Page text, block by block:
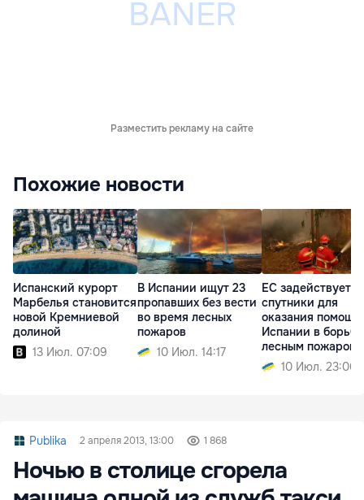
Разместить рекламу на сайте
Похожие новости
Испанский курорт
Марбелья становится
новой Кремниевой
долиной
13 Июл. 07:09
В Испании ищут 23
пропавших без вести
во время лесных
пожаров
10 Июл. 14:17
ЕС задействует
спутники для
оказания помощи
Испании в
лесным пожаром
10 Июл. 23:06
Publika 2 апреля 2013, 13:00 1 868
Ночью в столице сгорела